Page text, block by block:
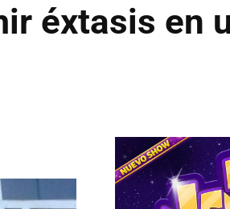
éxtasis en